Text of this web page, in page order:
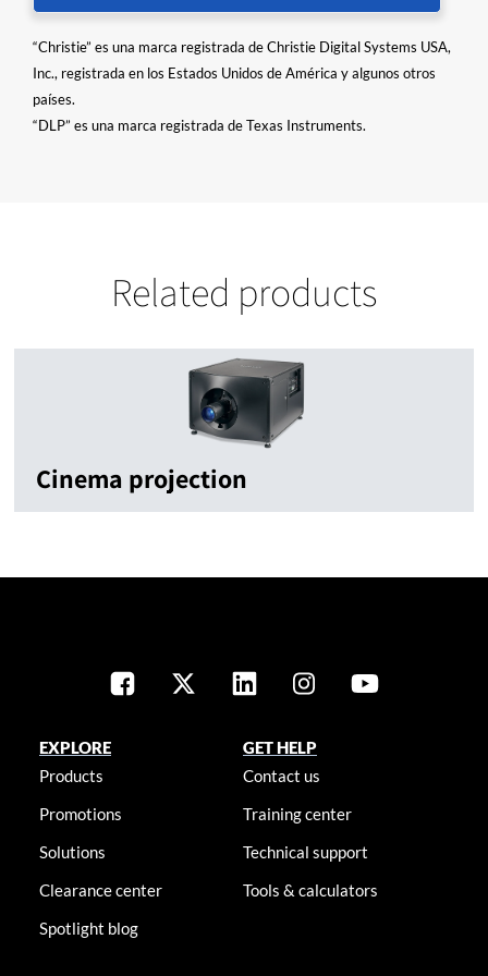
“Christie” es una marca registrada de Christie Digital Systems USA,
Inc., registrada en los Estados Unidos de América y algunos otros
países.
“DLP” es una marca registrada de Texas Instruments.
Related products
Cinema projection
EXPLORE
Products
Promotions
Solutions
Clearance center
Spotlight blog
GET HELP
Contact us
Training center
Technical support
Tools & calculators